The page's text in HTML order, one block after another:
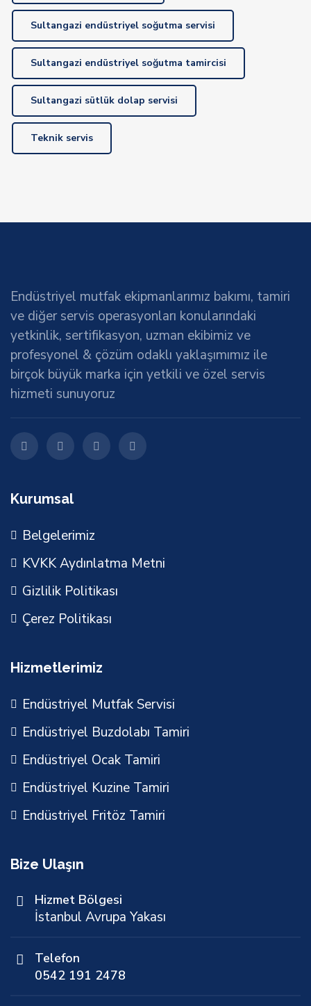
Sultangazi endüstriyel soğutma servisi
Sultangazi endüstriyel soğutma tamircisi
Sultangazi sütlük dolap servisi
Teknik servis
Endüstriyel mutfak ekipmanlarımız bakımı, tamiri
ve diğer servis operasyonları konularındaki
yetkinlik, sertifikasyon, uzman ekibimiz ve
profesyonel & çözüm odaklı yaklaşımımız ile
birçok büyük marka için yetkili ve özel servis
hizmeti sunuyoruz
Kurumsal
Belgelerimiz
KVKK Aydınlatma Metni
Gizlilik Politikası
Çerez Politikası
Hizmetlerimiz
Endüstriyel Mutfak Servisi
Endüstriyel Buzdolabı Tamiri
Endüstriyel Ocak Tamiri
Endüstriyel Kuzine Tamiri
Endüstriyel Fritöz Tamiri
Bize Ulaşın
Hizmet Bölgesi
İstanbul Avrupa Yakası
Telefon
0542 191 2478